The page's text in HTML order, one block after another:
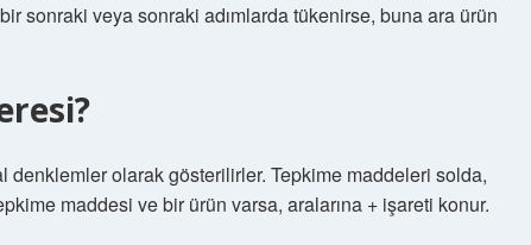
sonraki veya sonraki adımlarda tükenirse, buna ara ürün
denklemler olarak gösterilirler. Tepkime maddeleri solda,
maddesi ve bir ürün varsa, aralarına + işareti konur.